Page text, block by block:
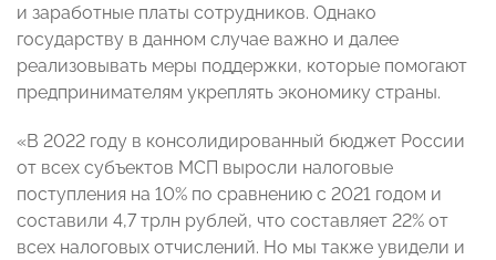
и заработные платы сотрудников. Однако
государству в данном случае важно и далее
реализовывать меры поддержки, которые помогают
предпринимателям укреплять экономику страны.
«В 2022 году в консолидированный бюджет России
от всех субъектов МСП выросли налоговые
поступления на 10% по сравнению с 2021 годом и
составили 4,7 трлн рублей, что составляет 22% от
всех налоговых отчислений. Но мы также увидели и